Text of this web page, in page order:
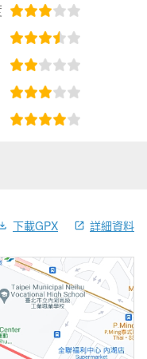
下載GPX 詳細資料